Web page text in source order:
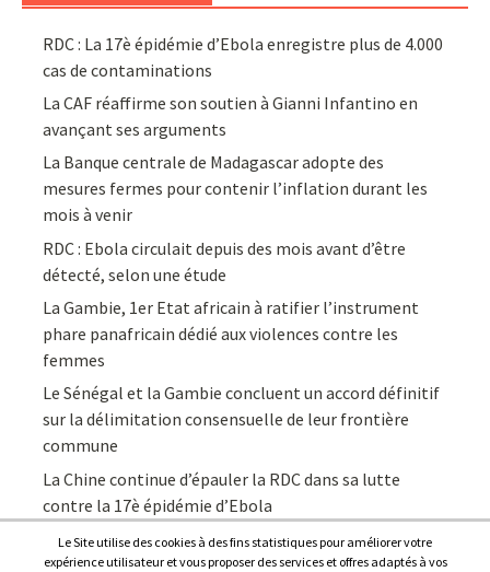
RDC : La 17è épidémie d’Ebola enregistre plus de 4.000
cas de contaminations
La CAF réaffirme son soutien à Gianni Infantino en
avançant ses arguments
La Banque centrale de Madagascar adopte des
mesures fermes pour contenir l’inflation durant les
mois à venir
RDC : Ebola circulait depuis des mois avant d’être
détecté, selon une étude
La Gambie, 1er Etat africain à ratifier l’instrument
phare panafricain dédié aux violences contre les
femmes
Le Sénégal et la Gambie concluent un accord définitif
sur la délimitation consensuelle de leur frontière
commune
La Chine continue d’épauler la RDC dans sa lutte
contre la 17è épidémie d’Ebola
Le Site utilise des cookies à des fins statistiques pour améliorer votre
expérience utilisateur et vous proposer des services et offres adaptés à vos